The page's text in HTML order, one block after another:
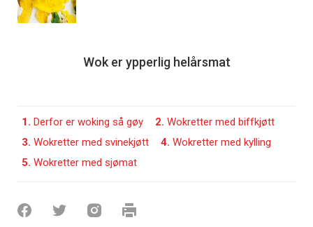
Wok er ypperlig helårsmat
1. Derfor er woking så gøy 2. Wokretter med biffkjøtt
3. Wokretter med svinekjøtt 4. Wokretter med kylling
5. Wokretter med sjømat